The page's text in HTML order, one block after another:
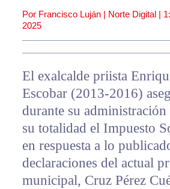
Por Francisco Luján | Norte Digital |
2025
El exalcalde priista
Escobar (2013-2016)
durante su
su totalidad el Impuesto
en respuesta a lo
declaraciones del actual
municipal, Cruz Pérez